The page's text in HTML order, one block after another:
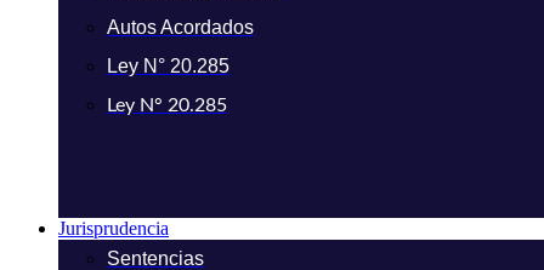
Autos Acordados
Ley N° 20.285
Ley N° 20.285
Jurisprudencia
Sentencias